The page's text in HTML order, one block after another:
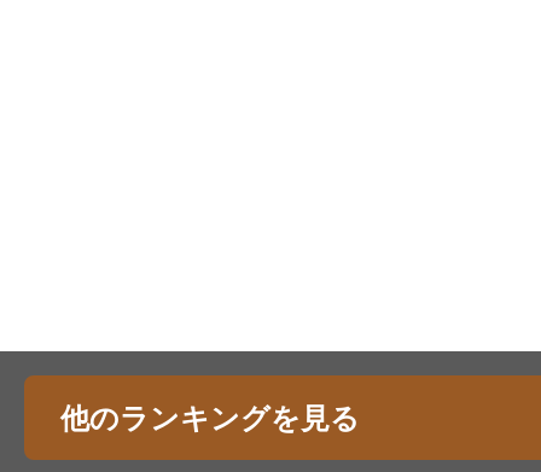
他のランキングを見る